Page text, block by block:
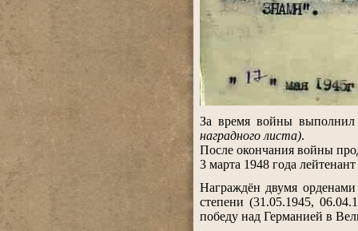
За время войны
наградного листа).
После окончания войны
3 марта 1948 года
Награждён двумя
степени (31.05.1945,
победу над Германией в